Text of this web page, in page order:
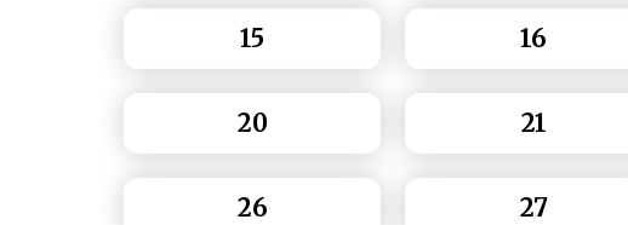
15 16
20 21
26 27